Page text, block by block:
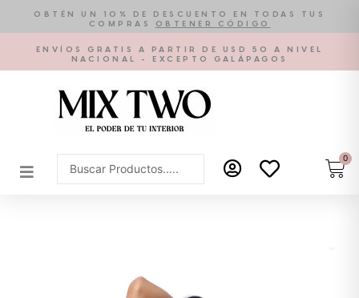
contenido
OBTÉN UN 10% DE DESCUENTO EN TODAS TUS
COMPRAS
OBTENER CÓDIGO
ENVÍOS GRATIS A PARTIR DE USD 50 A NIVEL
NACIONAL - EXCEPTO GALÁPAGOS
Search
...
0